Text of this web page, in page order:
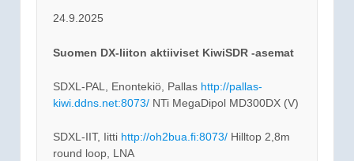
24.9.2025
Suomen DX-liiton aktiiviset KiwiSDR -asemat
SDXL-PAL, Enontekiö, Pallas http://pallas-
kiwi.ddns.net:8073/ NTi MegaDipol MD300DX (V)
SDXL-IIT, Iitti http://oh2bua.fi:8073/ Hilltop 2,8m
round loop, LNA